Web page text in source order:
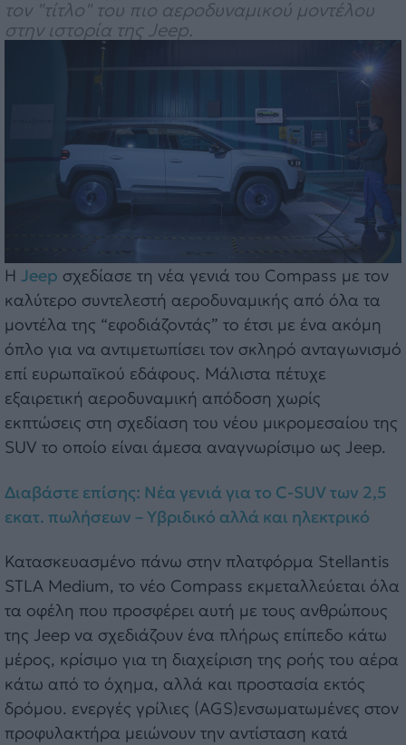
τον "τίτλο" του πιο αεροδυναμικού μοντέλου
στην ιστορία της Jeep.
Η Jeep σχεδίασε τη νέα γενιά του Compass με τον
καλύτερο συντελεστή αεροδυναμικής από όλα τα
μοντέλα της “εφοδιάζοντάς” το έτσι με ένα ακόμη
όπλο για να αντιμετωπίσει τον σκληρό ανταγωνισμό
επί ευρωπαϊκού εδάφους. Μάλιστα πέτυχε
εξαιρετική αεροδυναμική απόδοση χωρίς
εκπτώσεις στη σχεδίαση του νέου μικρομεσαίου της
SUV το οποίο είναι άμεσα αναγνωρίσιμο ως Jeep.
Διαβάστε επίσης: Νέα γενιά για το C-SUV των 2,5
εκατ. πωλήσεων – Υβριδικό αλλά και ηλεκτρικό
Κατασκευασμένο πάνω στην πλατφόρμα Stellantis
STLA Medium, το νέο Compass εκμεταλλεύεται όλα
τα οφέλη που προσφέρει αυτή με τους ανθρώπους
της Jeep να σχεδιάζουν ένα πλήρως επίπεδο κάτω
μέρος, κρίσιμο για τη διαχείριση της ροής του αέρα
κάτω από το όχημα, αλλά και προστασία εκτός
δρόμου. ενεργές γρίλιες (AGS)ενσωματωμένες στον
προφυλακτήρα μειώνουν την αντίσταση κατά